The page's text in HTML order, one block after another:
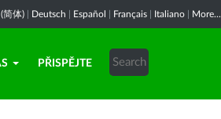
简体) Deutsch Español Français Italiano More...
PŘISPĚJTE